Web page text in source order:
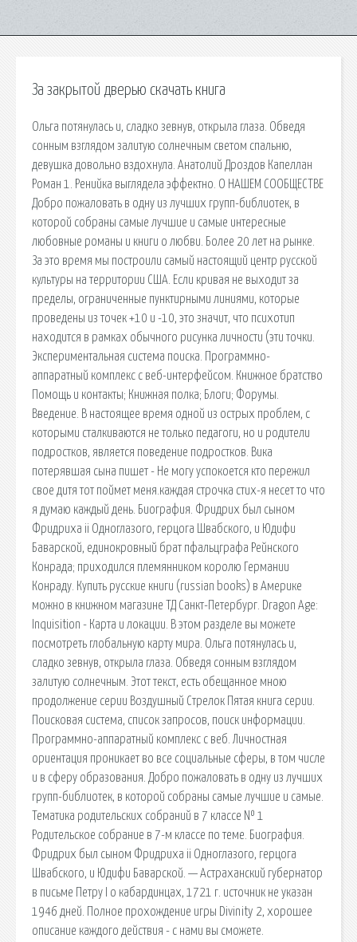
За закрытой дверью скачать книга
Ольга потянулась и, сладко зевнув, открыла глаза. Обведя
сонным взглядом залитую солнечным светом спальню,
девушка довольно вздохнула. Анатолий Дроздов Капеллан
Роман 1. Ренийка выглядела эффектно. О НАШЕМ СООБЩЕСТВЕ
Добро пожаловать в одну из лучших групп-библиотек, в
которой собраны самые лучшие и самые интересные
любовные романы и книги о любви. Более 20 лет на рынке.
За это время мы построили самый настоящий центр русской
культуры на территории США. Если кривая не выходит за
пределы, ограниченные пунктирными линиями, которые
проведены из точек +10 и -10, это значит, что психотип
находится в рамках обычного рисунка личности (эти точки.
Экспериментальная система поиска. Программно-
аппаратный комплекс с веб-интерфейсом. Книжное братство
Помощь и контакты; Книжная полка; Блоги; Форумы.
Введение. В настоящее время одной из острых проблем, с
которыми сталкиваются не только педагоги, но и родители
подростков, является поведение подростков. Вика
потерявшая сына пишет - Не могу успокоется кто пережил
свое дитя тот поймет меня.каждая строчка стих-я несет то что
я думаю каждый день. Биография. Фридрих был сыном
Фридриха ii Одноглазого, герцога Швабского, и Юдифи
Баварской, единокровный брат пфальцграфа Рейнского
Конрада; приходился племянником королю Германии
Конраду. Купить русские книги (russian books) в Америке
можно в книжном магазине ТД Санкт-Петербург. Dragon Age:
Inquisition - Карта и локации. В этом разделе вы можете
посмотреть глобальную карту мира. Ольга потянулась и,
сладко зевнув, открыла глаза. Обведя сонным взглядом
залитую солнечным. Этот текст, есть обещанное мною
продолжение серии Воздушный Стрелок Пятая книга серии.
Поисковая сиcтема, список запросов, поиск информации.
Программно-аппаратный комплекс с веб. Личностная
ориентация проникает во все социальные сферы, в том числе
и в сферу образования. Добро пожаловать в одну из лучших
групп-библиотек, в которой собраны самые лучшие и самые.
Тематика родительских собраний в 7 классе № 1
Родительское собрание в 7-м классе по теме. Биография.
Фридрих был сыном Фридриха ii Одноглазого, герцога
Швабского, и Юдифи Баварской. — Астраханский губернатор
в письме Петру I о кабардинцах, 1721 г. источник не указан
1946 дней. Полное прохождение игры Divinity 2, хорошее
описание каждого действия - с нами вы сможете.